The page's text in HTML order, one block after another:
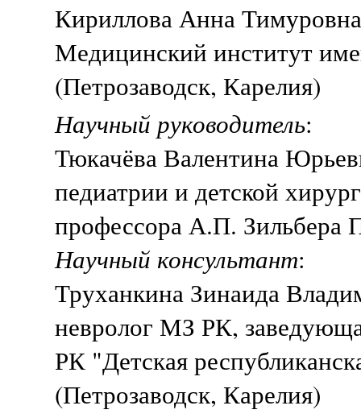
Кириллова Анна
Медицинский институт
(Петрозаводск, Карелия)
Научный руководитель:
Тюкачёва Валентина
педиатрии и детской
профессора А.П. Зильбера
Научный консультант:
Труханкина Зинаида
невролог МЗ РК,
РК "Детская
(Петрозаводск, Карелия)